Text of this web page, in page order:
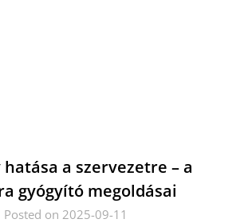
hatása a szervezetre – a
gyógyító megoldásai
Posted on 2025-09-11